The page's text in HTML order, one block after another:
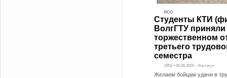
РСО
Студенты КТИ
ВолгГТУ приняли
торжественном
третьего
семестра
2952 • 05.06.2025 - Институт
Желаем бойцам удачи в